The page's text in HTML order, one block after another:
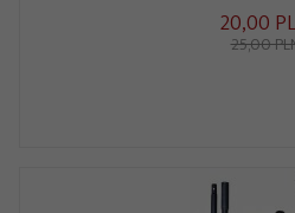
20,00
25,00